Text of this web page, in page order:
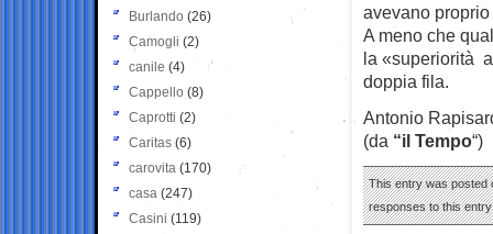
avevano
A meno che
la «superiorità
doppia fila.
Antonio
(da “il Tempo“)
This entry was posted
responses to this
Burlando (26)
Camogli (2)
canile (4)
Cappello (8)
Caprotti (2)
Caritas (6)
carovita (170)
casa (247)
Casini (119)